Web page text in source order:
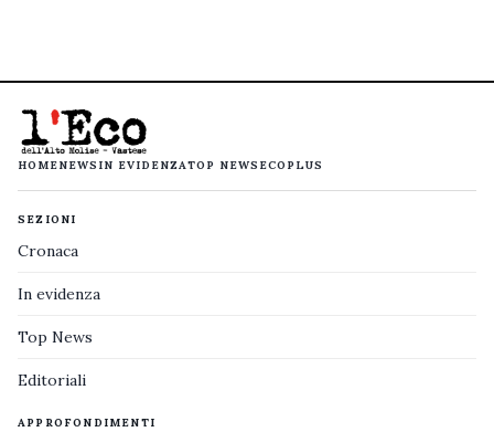
HOMENEWS IN EVIDENZATOP NEWS ECOPLUS
SEZIONI
Cronaca
In evidenza
Top News
Editoriali
APPROFONDIMENTI